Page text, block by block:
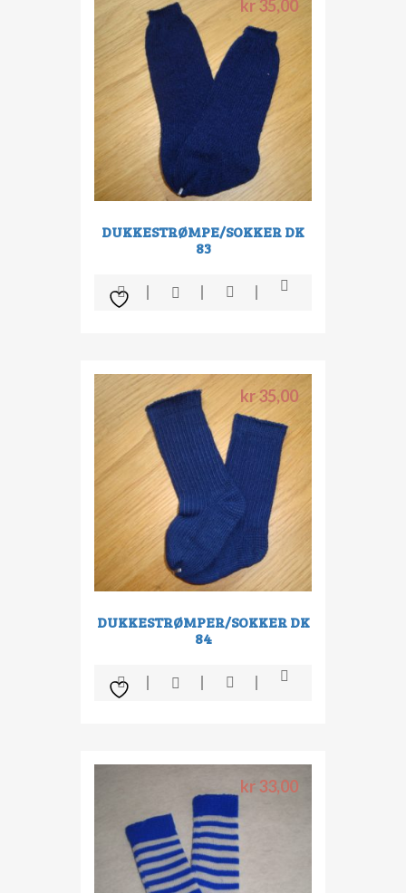
kr35,00
DUKKESTRØMPE/SOKKER DK
83
kr35,00
DUKKESTRØMPER/SOKKER DK
84
kr 33,00